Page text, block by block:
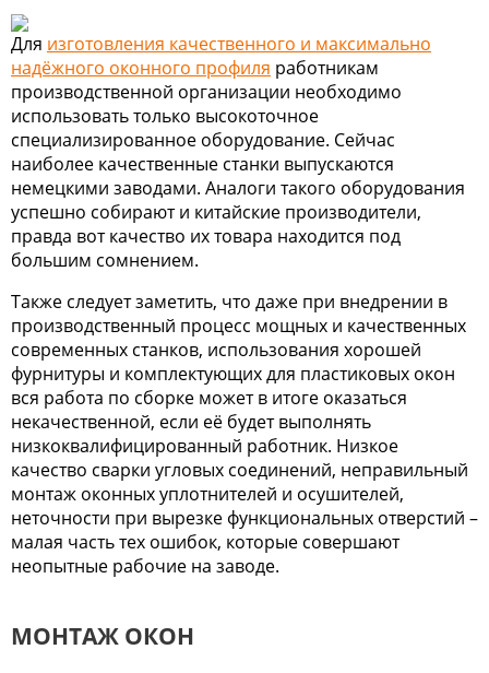
Для изготовления качественного и максимально
надёжного оконного профиля работникам
производственной организации необходимо
использовать только высокоточное
специализированное оборудование. Сейчас
наиболее качественные станки выпускаются
немецкими заводами. Аналоги такого оборудования
успешно собирают и китайские производители,
правда вот качество их товара находится под
большим сомнением.
Также следует заметить, что даже при внедрении в
производственный процесс мощных и качественных
современных станков, использования хорошей
фурнитуры и комплектующих для пластиковых окон
вся работа по сборке может в итоге оказаться
некачественной, если её будет выполнять
низкоквалифицированный работник. Низкое
качество сварки угловых соединений, неправильный
монтаж оконных уплотнителей и осушителей,
неточности при вырезке функциональных отверстий –
малая часть тех ошибок, которые совершают
неопытные рабочие на заводе.
МОНТАЖ ОКОН